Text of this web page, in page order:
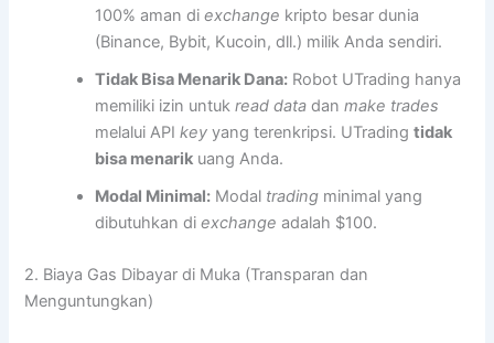
100% aman diexchange kripto besar dunia
(Binance, Bybit, Kucoin, dll.) milik Anda sendiri.
Tidak Bisa Menarik Dana: Robot UTrading hanya
memiliki izin untukread data danmake trades
melalui APIkey yang terenkripsi. UTradingtidak
bisa menarik uang Anda.
Modal Minimal: Modal trading minimal yang
dibutuhkan diexchange adalah $100.
2. Biaya Gas Dibayar di Muka (Transparan dan
Menguntungkan)